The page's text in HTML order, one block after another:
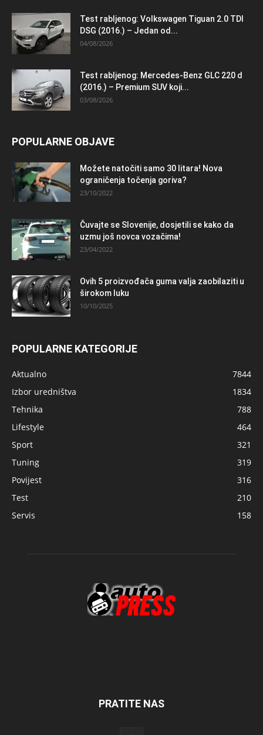
Test rabljenog: Volkswagen Tiguan 2.0 TDI
DSG (2016.) – Jedan od...
04/08/2026
Test rabljenog: Mercedes-Benz GLC 220 d
(2016.) – Premium SUV koji...
03/08/2026
POPULARNE OBJAVE
Možete natočiti samo 30 litara! Nova
ograničenja točenja goriva?
23/10/2022
Čuvajte se Slovenije, dosjetili se kako da
uzmu još novca vozačima!
23/04/2022
Ovih 5 proizvođača guma valja zaobilaziti u
širokom luku
10/10/2025
POPULARNE KATEGORIJE
Aktualno
7844
Izbor uredništva
1834
Tehnika
788
Lifestyle
464
Sport
321
Tuning
319
Povijest
316
Test
210
Servis
158
PRATITE NAS